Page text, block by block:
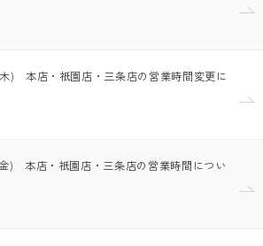
) 本店・祇園店・三条店の営業時間変更に
) 本店・祇園店・三条店の営業時間につい